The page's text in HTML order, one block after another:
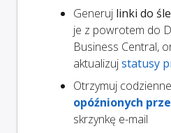
Generuj linki do
je z powrotem do
Business Central,
aktualizujstatusy
Otrzymuj
opóźnionych
skrzynkę e-mail